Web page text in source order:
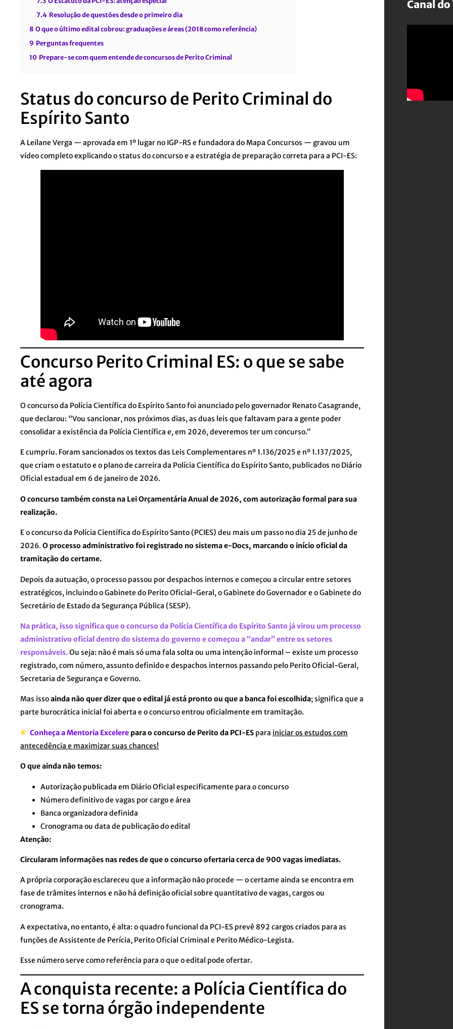
7.4 Resolução de questões desde o primeiro dia
8 O que o último edital cobrou: graduações e áreas (2018 como referência)
9 Perguntas frequentes
10 Prepare-se com quem entende de concursos de Perito Criminal
Status do concurso de Perito Criminal do
Espírito Santo
A Leilane Verga — aprovada em 1º lugar no IGP-RS e fundadora do Mapa Concursos — gravou um
vídeo completo explicando o status do concurso e a estratégia de preparação correta para a PCI-ES:
Concurso Perito Criminal ES: o que se sabe
até agora
O concurso da Polícia Científica do Espírito Santo foi anunciado pelo governador Renato Casagrande,
que declarou: “Vou sancionar, nos próximos dias, as duas leis que faltavam para a gente poder
consolidar a existência da Polícia Científica e, em 2026, deveremos ter um concurso.”
E cumpriu. Foram sancionados os textos das Leis Complementares nº 1.136/2025 e nº 1.137/2025,
que criam o estatuto e o plano de carreira da Polícia Científica do Espírito Santo, publicados no Diário
Oficial estadual em 6 de janeiro de 2026.
O concurso também consta na Lei Orçamentária Anual de 2026, com autorização formal para sua
realização.
E o concurso da Polícia Científica do Espírito Santo (PCIES) deu mais um passo no dia 25 de junho de
2026. O processo administrativo foi registrado no sistema e-Docs, marcando o início oficial da
tramitação do certame.
Depois da autuação, o processo passou por despachos internos e começou a circular entre setores
estratégicos, incluindo o Gabinete do Perito Oficial-Geral, o Gabinete do Governador e o Gabinete do
Secretário de Estado da Segurança Pública (SESP).
Na prática, isso significa que o concurso da Polícia Científica do Espírito Santo já virou um processo
administrativo oficial dentro do sistema do governo e começou a “andar” entre os setores
responsáveis.Ou seja: não é mais só uma fala solta ou uma intenção informal – existe um processo
registrado, com número, assunto definido e despachos internos passando pelo Perito Oficial-Geral,
Secretaria de Segurança e Governo.
Mas issoainda não quer dizer que o edital já está pronto ou que a banca foi escolhida; significa que a
parte burocrática inicial foi aberta e o concurso entrou oficialmente em tramitação.
Conheça a Mentoria Excelerepara o concurso de Perito da PCI-ESpara iniciar os estudos com
antecedência e maximizar suas chances!
O que ainda não temos:
Autorização publicada em Diário Oficial especificamente para o concurso
Número definitivo de vagas por cargo e área
Banca organizadora definida
Cronograma ou data de publicação do edital
Atenção:
Circularam informações nas redes de que o concurso ofertaria cerca de 900 vagas imediatas.
A própria corporação esclareceu que a informação não procede — o certame ainda se encontra em
fase de trâmites internos e não há definição oficial sobre quantitativo de vagas, cargos ou
cronograma.
A expectativa, no entanto, é alta: o quadro funcional da PCI-ES prevê 892 cargos criados para as
funções de Assistente de Perícia, Perito Oficial Criminal e Perito Médico-Legista.
Esse número serve como referência para o que o edital pode ofertar.
A conquista recente: a Polícia Científica do
ES se torna órgão independente
Canal do